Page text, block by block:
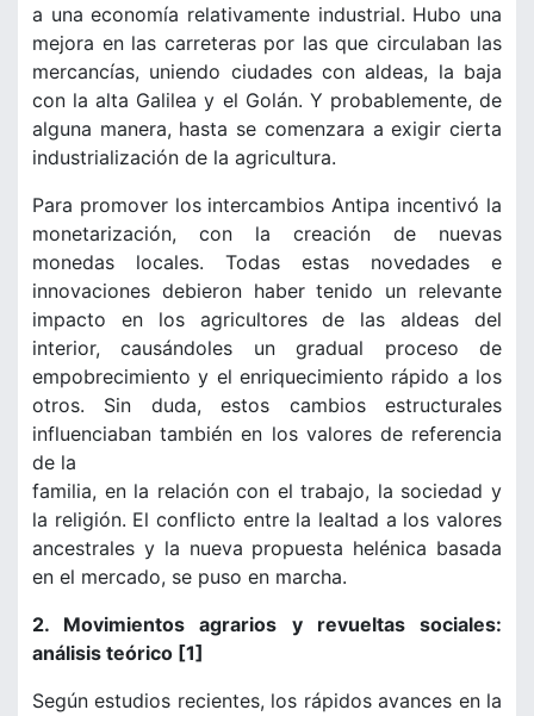
a una economía relativamente industrial. Hubo una
mejora en las carreteras por las que circulaban las
mercancías, uniendo ciudades con aldeas, la baja
con la alta Galilea y el Golán. Y probablemente, de
alguna manera, hasta se comenzara a exigir cierta
industrialización de la agricultura.
Para promover los intercambios Antipa incentivó la
monetarización, con la creación de nuevas
monedas locales. Todas estas novedades e
innovaciones debieron haber tenido un relevante
impacto en los agricultores de las aldeas del
interior, causándoles un gradual proceso de
empobrecimiento y el enriquecimiento rápido a los
otros. Sin duda, estos cambios estructurales
influenciaban también en los valores de referencia
de la
familia, en la relación con el trabajo, la sociedad y
la religión. El conflicto entre la lealtad a los valores
ancestrales y la nueva propuesta helénica basada
en el mercado, se puso en marcha.
2. Movimientos agrarios y revueltas sociales:
análisis teórico [1]
Según estudios recientes, los rápidos avances en la